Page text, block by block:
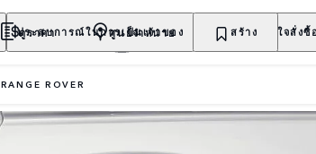
ประสบการณ์ในการเป็นเจ้าของ สำรวจ สนใจสั่งซื้
ดูราคา ศูนย์จำหน่าย สร้าง
ROVER